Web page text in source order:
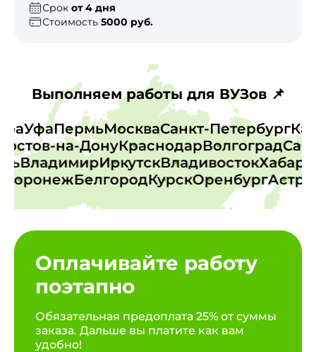
Срок от 4 дня
Стоимость 5000 руб.
Выполняем работы для ВУЗов 📌
УфаПермьМоскваСанкт-Петербург
на-ДонуКраснодарВолгоград
ВладимирИркутскВладивосток
БелгородКурскОренбург
Оплачивайте работу
поэтапно
Обязательная предоплата 25% от суммы
заказа. Дальше вы платите как вам
удобно!